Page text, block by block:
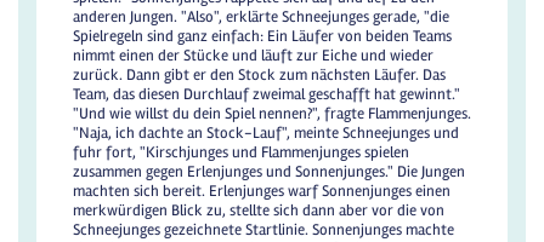
anderen Jungen. "Also", erklärte Schneejunges gerade, "die
Spielregeln sind ganz einfach: Ein Läufer von beiden Teams
nimmt einen der Stücke und läuft zur Eiche und wieder
zurück. Dann gibt er den Stock zum nächsten Läufer. Das
Team, das diesen Durchlauf zweimal geschafft hat gewinnt."
"Und wie willst du dein Spiel nennen?", fragte Flammenjunges.
"Naja, ich dachte an Stock-Lauf", meinte Schneejunges und
fuhr fort, "Kirschjunges und Flammenjunges spielen
zusammen gegen Erlenjunges und Sonnenjunges." Die Jungen
machten sich bereit. Erlenjunges warf Sonnenjunges einen
merkwürdigen Blick zu, stellte sich dann aber vor die von
Schneejunges gezeichnete Startlinie. Sonnenjunges machte